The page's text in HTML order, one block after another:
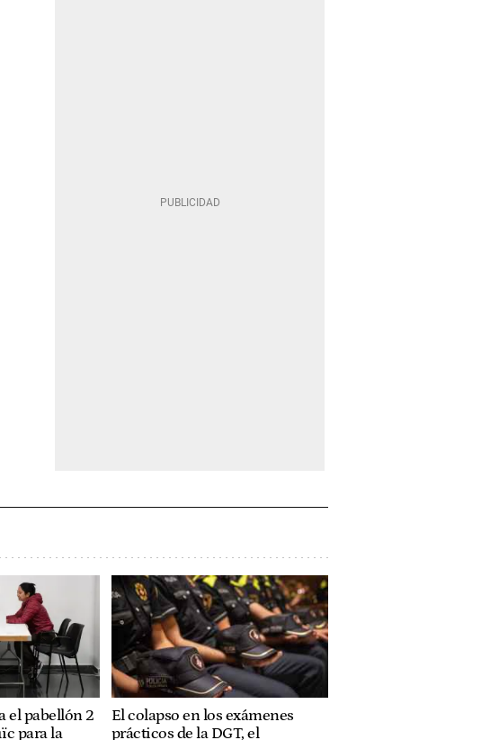
el pabellón 2
para la
El colapso en los exámenes
prácticos de la DGT, el